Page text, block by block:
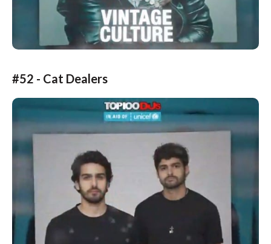
#52 - Cat Dealers